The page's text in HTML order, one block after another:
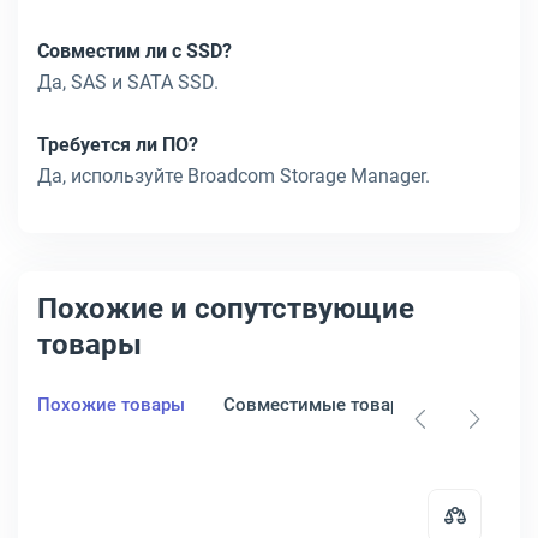
Совместим ли с SSD?
Да, SAS и SATA SSD.
Требуется ли ПО?
Да, используйте Broadcom Storage Manager.
Похожие и сопутствующие
товары
Похожие товары Совместимые товары